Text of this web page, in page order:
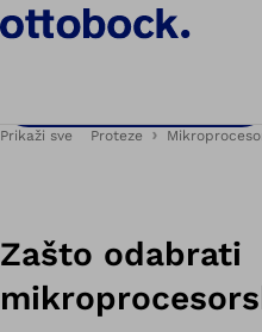
Prikaži sve Proteze
Povjerenje.
Zašto odabrati